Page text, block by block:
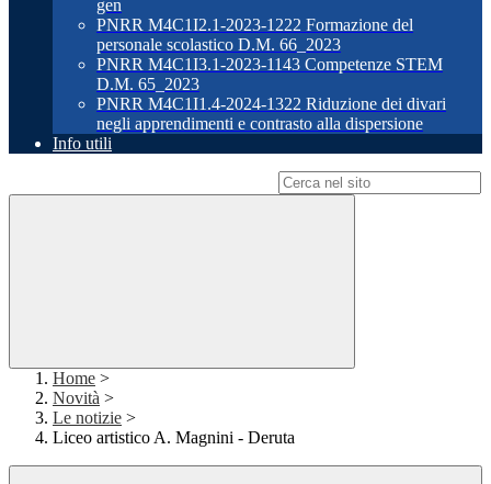
gen
PNRR M4C1I2.1-2023-1222 Formazione del
personale scolastico D.M. 66_2023
PNRR M4C1I3.1-2023-1143 Competenze STEM
D.M. 65_2023
PNRR M4C1I1.4-2024-1322 Riduzione dei divari
negli apprendimenti e contrasto alla dispersione
Info utili
Home >
Novità >
Le notizie >
Liceo artistico A. Magnini - Deruta